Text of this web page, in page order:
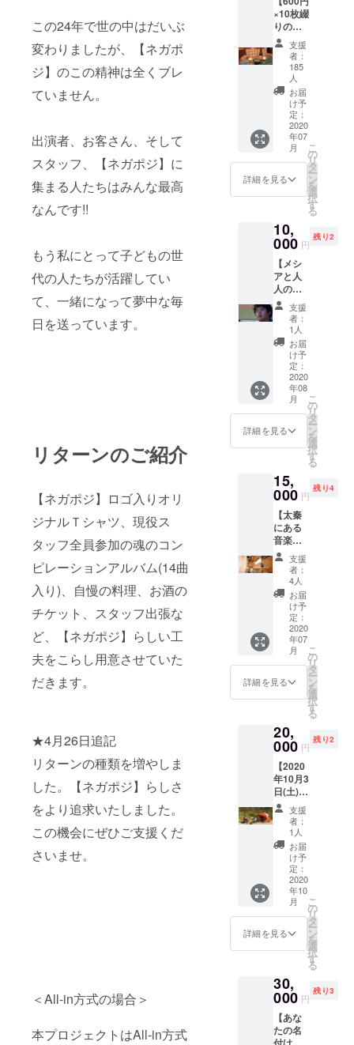
この24年で世の中はだいぶ
変わりましたが、【ネガポ
ジ】のこの精神は全くブレ
ていません。
出演者、お客さん、そして
スタッフ、【ネガポジ】に
集まる人たちはみんな最高
なんです!!
もう私にとって子どもの世
代の人たちが活躍してい
て、一緒になって夢中な毎
日を送っています。
リターンのご紹介
【ネガポジ】ロゴ入りオリ
ジナルＴシャツ、現役ス
タッフ全員参加の魂のコン
ピレーションアルバム(14曲
入り)、自慢の料理、お酒の
チケット、スタッフ出張な
ど、【ネガポジ】らしい工
夫をこらし用意させていた
だきます。
★4月26日追記
リターンの種類を増やしま
した。【ネガポジ】らしさ
をより追求いたしました。
この機会にぜひご支援くだ
さいませ。
＜All-in方式の場合＞
本プロジェクトはAll-in方式
ケ直樹
&His
unlucky
friends
ウォー
ラス ＊
お受け
取り
は、郵
送もし
くは店
舗での
受け取
択が可
能です
支援時
にご選
択くだ
さい。
丈65 身
幅49 肩
幅 42 袖
丈19
（M）
身丈69
身幅52
肩幅46
袖丈20
（L）身
丈73 身
幅55 肩
幅 50 袖
（XL）
身丈77
袖丈24
＊カ
ラー
（白・
黒・グ
レー・
緑）の
選択が
可能で
すの
で、支
援時に
ご選択
くださ
い。 ＊
（XS・
S・Ｍ・
選択が
可能で
すの
で、支
援時に
ご選択
くださ
い。 ＊
お受け
取り
は、郵
送もし
くは店
舗での
受け取
択が可
能です
支援時
にご選
択くだ
さい。
×10枚綴
りのド
リンク
チケッ
ト(フー
ドにも
使用可
能)】 ＊
【使用
期限】
2021年
12月末
日。 ＊
お受け
くは店
舗での
受け取
りの選
択が可
能です
ので、
支援時
にご選
択くだ
さい。
支援
者：
185
人
お届
け予
定：
2020
年07
月
詳細を見る
こ
の
リ
タ
ー
ン
を
選
択
す
る
10,
000 円
残り2
【メシ
アと人
人の北
山(きっ
さん)が
貴方の
家の晩
ご飯を
持って
来てく
れる権
】 ★大
好評で
即完売
したの
でリ
枠を増
やしま
した。
＊日程
要相
談、交
通費、
材料費
別途。
支援
者：
1人
お届
け予
定：
2020
年08
月
詳細を見る
こ
の
リ
タ
ー
ン
を
選
択
す
る
15,
000 円
残り4
【太秦
にある
音楽を
コンセ
プトに
したゲ
ストハ
ウス
『オト
ヤドイ
クハ』
の一棟
貸し切
り１日
宿泊
券】
ヤドイ
クハ』
とは？
京都太
秦にあ
るゲス
トハウ
ス。 ア
ナログ
レコー
ド二千
枚、昔
の音楽
雑誌な
どが並
び、音
楽を愛
楽しん
でもら
えるは
ずで
す。
支援
者：
4人
お届
け予
定：
2020
年07
月
詳細を見る
こ
の
リ
タ
ー
ン
を
選
択
す
る
20,
000 円
残り2
【2020
年10月3
日(土)
店長
しゅう
とキャ
ンプ
権】 ＊
飲食、
移動経
費別
途。 ＊
キャン
プに必
要な基
本的な
車は準
備いた
しま
す。 ＊
雨天の
支援
者：
1人
お届
け予
定：
2020
年10
月
詳細を見る
こ
の
リ
タ
ー
ン
を
選
択
す
る
30,
000 円
残り3
【あな
たの名